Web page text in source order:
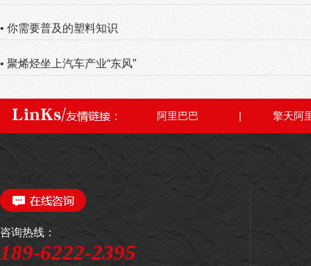
• 你需要普及的塑料知识
• 聚烯烃坐上汽车产业“东风”
• 助剂、填充、阻燃——工程塑料粒子的三
• 常见八大功能化改性工程塑料
• 不同橡胶硫化体系中不同防焦烧剂的效果
• 结晶与非结晶塑料：应用领域、分子结构
阿里巴巴 | 擎天阿
咨询热线：
189-6222-2395